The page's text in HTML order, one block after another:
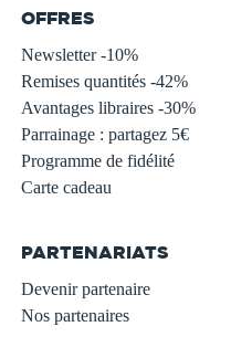
OFFRES
Newsletter -10%
Remises quantités -42%
Avantages libraires -30%
Parrainage : partagez 5€
Programme de fidélité
Carte cadeau
PARTENARIATS
Devenir partenaire
Nos partenaires